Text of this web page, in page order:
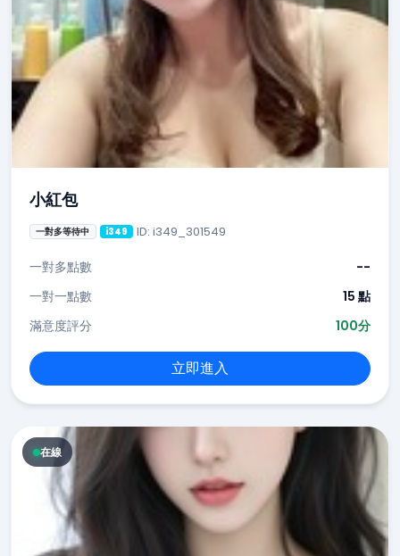
小紅包
一對多等待中 i349 ID: i349_301549
一對多點數
--
一對一點數
15 點
滿意度評分
100分
立即進入
在線